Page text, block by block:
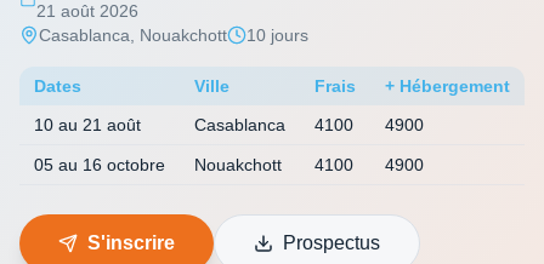
21 août 2026
Casablanca, Nouakchott
10 jours
Dates Ville Frais
+ Hébergement
10 au 21 août
Casablanca 4100 4900
05 au 16 octobre Nouakchott 4100 4900
S'inscrire Prospectus